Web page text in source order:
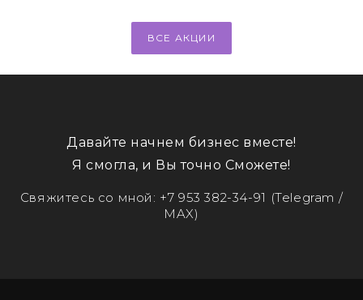
ВСЕ АКЦИИ
Давайте начнем бизнес вместе!
Я смогла, и Вы точно Сможете!
Свяжитесь со мной: +7 953 382-34-91 (Telegram /
MAX)